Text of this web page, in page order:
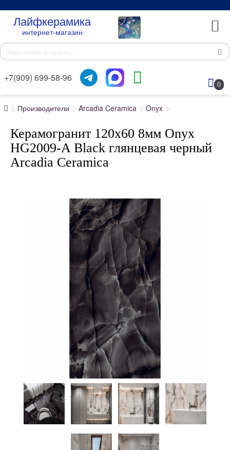
Лайфкерамика
интернет-магазин
+7(909) 699-58-96
0
Производители Arcadia Ceramica Onyx
Керамогранит 120x60 8мм Onyx
HG2009-A Black глянцевая черный
Arcadia Ceramica